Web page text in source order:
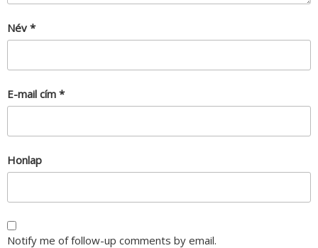
Név *
E-mail cím *
Honlap
Notify me of follow-up comments by email.